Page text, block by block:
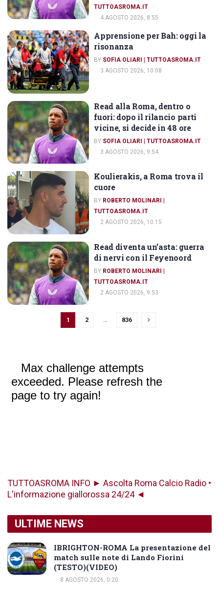
TUTTOASROMA.IT
4 AGOSTO 2026, 8:55
IL CORRIERE DELLO SPORT
Apprensione per Bah: oggi la
risonanza
BY SOFIA OLIARI | TUTTOASROMA.IT
3 AGOSTO 2026, 10:08
IL CORRIERE DELLO SPORT
Read alla Roma, dentro o
fuori: dopo il rilancio parti
vicine, si decide in 48 ore
BY SOFIA OLIARI | TUTTOASROMA.IT
3 AGOSTO 2026, 9:54
IL CORRIERE DELLO SPORT
Koulierakis, a Roma trova il
cuore
BY ROBERTO MOLINARI |
TUTTOASROMA.IT
2 AGOSTO 2026, 10:15
IL CORRIERE DELLO SPORT
Read diventa un’asta: guerra
di nervi con il Feyenoord
BY ROBERTO MOLINARI |
TUTTOASROMA.IT
2 AGOSTO 2026, 9:53
1 2 836
TUTTOASROMA INFO ► Ascolta Roma Calcio Radio •
L'informazione giallorossa 24/24 ◄
ULTIME NEWS
IBRIGHTON-ROMA La presentazione del
match sulle note di Lando Fiorini
(TESTO)(VIDEO)
8 AGOSTO 2026, 0:20